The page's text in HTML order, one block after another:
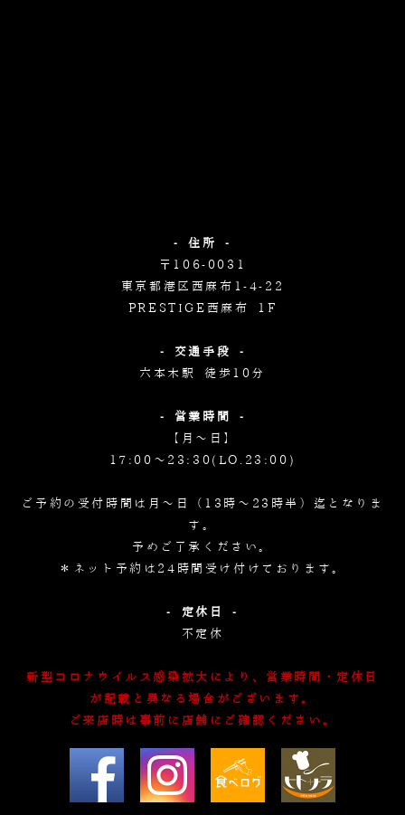
- 住所 -
〒106-0031
東京都港区西麻布1-4-22
PRESTIGE西麻布 1F
- 交通手段 -
六本木駅 徒歩10分
- 営業時間 -
【月～日】
17:00～23:30(LO.23:00)
ご予約の受付時間は月～日（13時～23時半）迄となりま
す。
予めご了承ください。
＊ネット予約は24時間受け付けております。
- 定休日 -
不定休
新型コロナウイルス感染拡大により、営業時間・定休日
が記載と異なる場合がございます。
ご来店時は事前に店舗にご確認ください。